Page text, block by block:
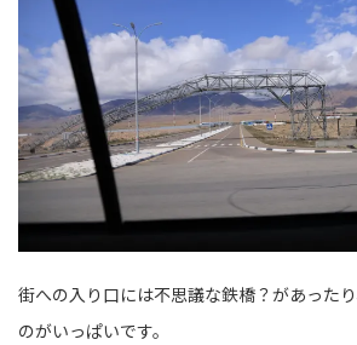
街への入り口には不思議な鉄橋？があった
のがいっぱいです。